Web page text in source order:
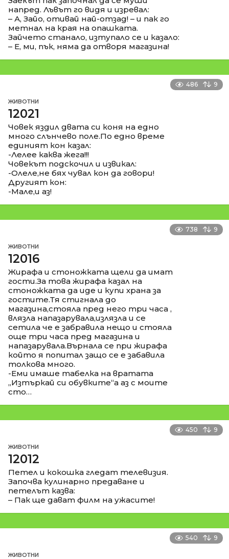
напред. Лъвът го видя и изревал:
– А, Зайо, отивай най-отзад! – и пак го
метнал на края на опашката.
Зайчето станало, изтупало се и казало:
– Е, ми, пък, няма да отворя магазина!
486 9
ЖИВОТНИ
12021
Човек яздил двата си коня на едно
много слънчево поле.По едно време
единият кон казал:
-Лелее каква жега!!!
Човекът подскочил и извикал:
-Олеле,не бях чувал кон да говори!
Другият кон:
-Мале,и аз!
738 9
ЖИВОТНИ
12016
Жирафа и стоножката щели да имат
гости.За това жирафа казал на
стоножката да иде и купи храна за
гостите.Тя стигнала до
магазина,стояла пред него три часа ,
влязла напазарувала,излязла и се
сетила че е забравила нещо и стояла
още три часа пред магазина и
напазарувала.Върнала се при жирафа
който я попитал защо се е забавила
толкова много.
-Еми имаше табелка на вратата
„Изтъркай си обувките“а аз с моите
сто…
450 9
ЖИВОТНИ
12012
Петел и кокошка гледат телевизия.
Започва кулинарно предаване и
петелът казва:
– Пак ще дават филм на ужасите!
540 9
ЖИВОТНИ